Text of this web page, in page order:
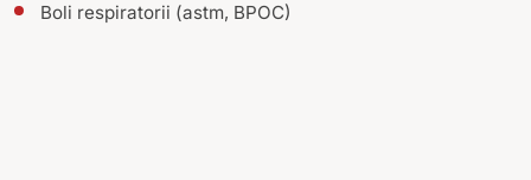
Boli respiratorii (astm, BPOC)